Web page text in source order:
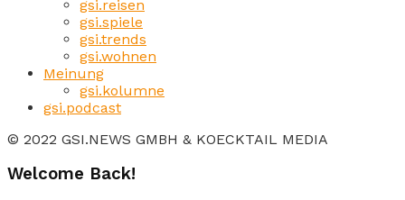
gsi.reisen
gsi.spiele
gsi.trends
gsi.wohnen
Meinung
gsi.kolumne
gsi.podcast
© 2022 GSI.NEWS GMBH & KOECKTAIL MEDIA
Welcome Back!